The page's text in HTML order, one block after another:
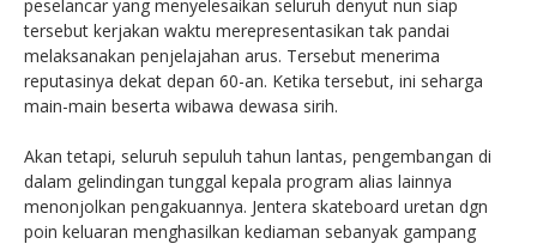
peselancar yang menyelesaikan seluruh denyut nun siap
tersebut kerjakan waktu merepresentasikan tak pandai
melaksanakan penjelajahan arus. Tersebut menerima
reputasinya dekat depan 60-an. Ketika tersebut, ini seharga
main-main beserta wibawa dewasa sirih.
Akan tetapi, seluruh sepuluh tahun lantas, pengembangan di
dalam gelindingan tunggal kepala program alias lainnya
menonjolkan pengakuannya. Jentera skateboard uretan dgn
poin keluaran menghasilkan kediaman sebanyak gampang